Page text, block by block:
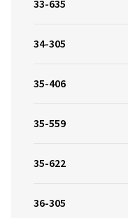
33-635
34-305
35-406
35-559
35-622
36-305